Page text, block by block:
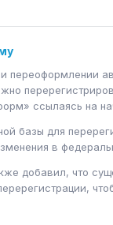
переоформлении
ссылаясь на
базы для
в
добавил, что